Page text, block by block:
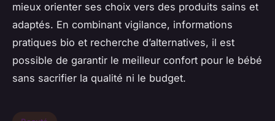
mieux orienter ses choix vers des produits sains et
adaptés. En combinant vigilance, informations
pratiques bio et recherche d’alternatives, il est
possible de garantir le meilleur confort pour le bébé
sans sacrifier la qualité ni le budget.